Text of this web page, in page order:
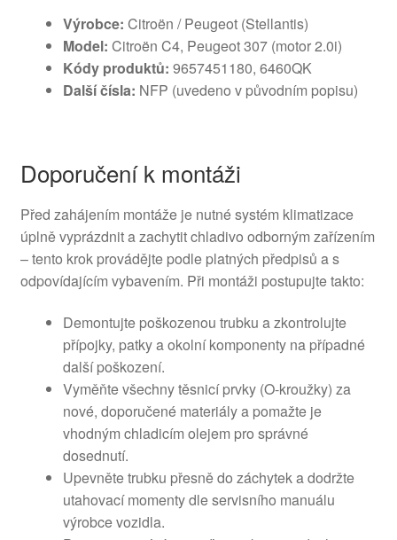
Výrobce: Citroën / Peugeot (Stellantis)
Model: Citroën C4, Peugeot 307 (motor 2.0i)
Kódy produktů: 9657451180, 6460QK
Další čísla: NFP (uvedeno v původním popisu)
Doporučení k montáži
Před zahájením montáže je nutné systém klimatizace
úplně vyprázdnit a zachytit chladivo odborným zařízením
– tento krok provádějte podle platných předpisů a s
odpovídajícím vybavením. Při montáži postupujte takto:
Demontujte poškozenou trubku a zkontrolujte
přípojky, patky a okolní komponenty na případné
další poškození.
Vyměňte všechny těsnicí prvky (O-kroužky) za
nové, doporučené materiály a pomažte je
vhodným chladicím olejem pro správné
dosednutí.
Upevněte trubku přesně do záchytek a dodržte
utahovací momenty dle servisního manuálu
výrobce vozidla.